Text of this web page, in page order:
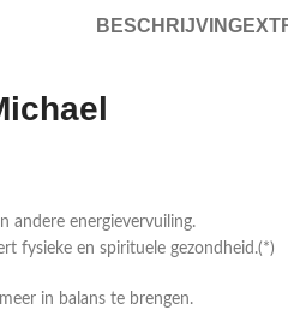
BESCHRIJVING
andere energievervuiling.
fysieke en spirituele gezondheid.(*)
in balans te brengen.